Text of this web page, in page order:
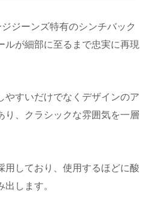
ジーンズ特有のシンチバック
ルが細部に至るまで忠実に再現
やすいだけでなくデザインのア
り、クラシックな雰囲気を一層
用しており、使用するほどに酸
します。